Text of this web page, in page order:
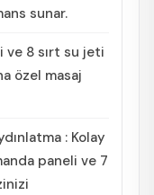
sunar.
ve 8 sırt su jeti
özel masaj
: Kolay
paneli ve 7